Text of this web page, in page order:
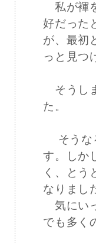
私が褌
好だった
が、最初
っと見つ
そうし
た。
そうな
す。しか
く、とう
なりまし
気にい
でも多く